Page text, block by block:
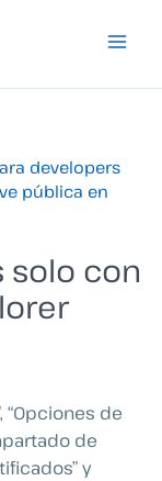
developers
pública en
solo con
de
de
y